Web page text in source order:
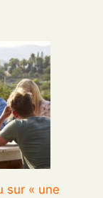
sur « une